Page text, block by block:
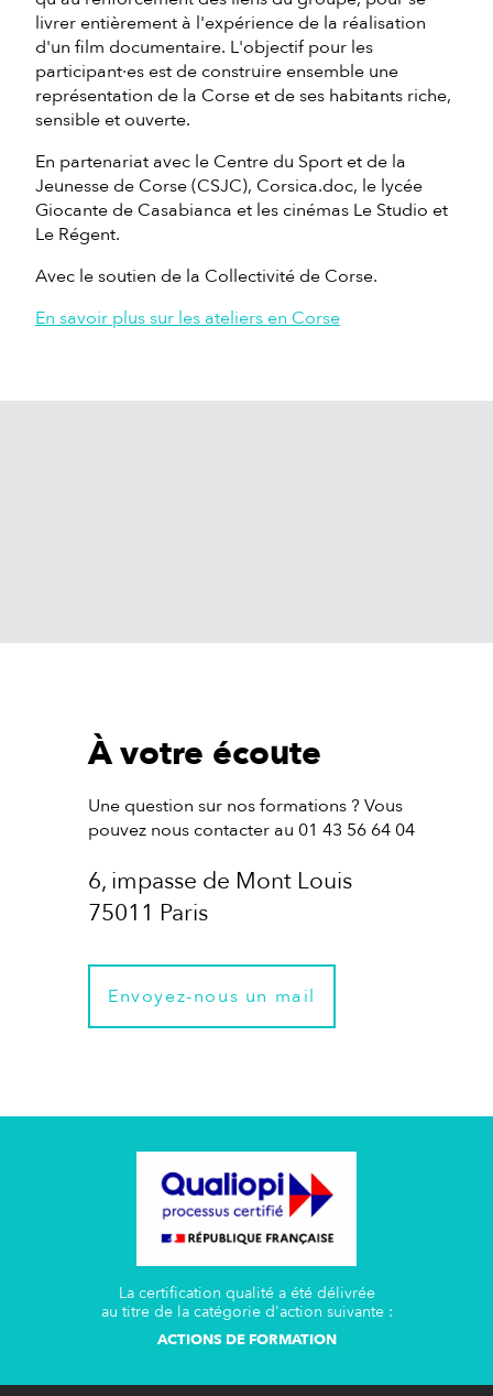
livrer entièrement à l'expérience de la réalisation
d'un film documentaire. L'objectif pour les
participant·es est de construire ensemble une
représentation de la Corse et de ses habitants riche,
sensible et ouverte.
En partenariat avec le Centre du Sport et de la
Jeunesse de Corse (CSJC), Corsica.doc, le lycée
Giocante de Casabianca et les cinémas Le Studio et
Le Régent.
Avec le soutien de la Collectivité de Corse.
En savoir plus sur les ateliers en Corse
À votre écoute
Une question sur nos formations ? Vous
pouvez nous contacter au 01 43 56 64 04
6, impasse de Mont Louis
75011 Paris
Envoyez-nous un mail
La certification qualité a été délivrée
au titre de la catégorie d'action suivante :
ACTIONS DE FORMATION